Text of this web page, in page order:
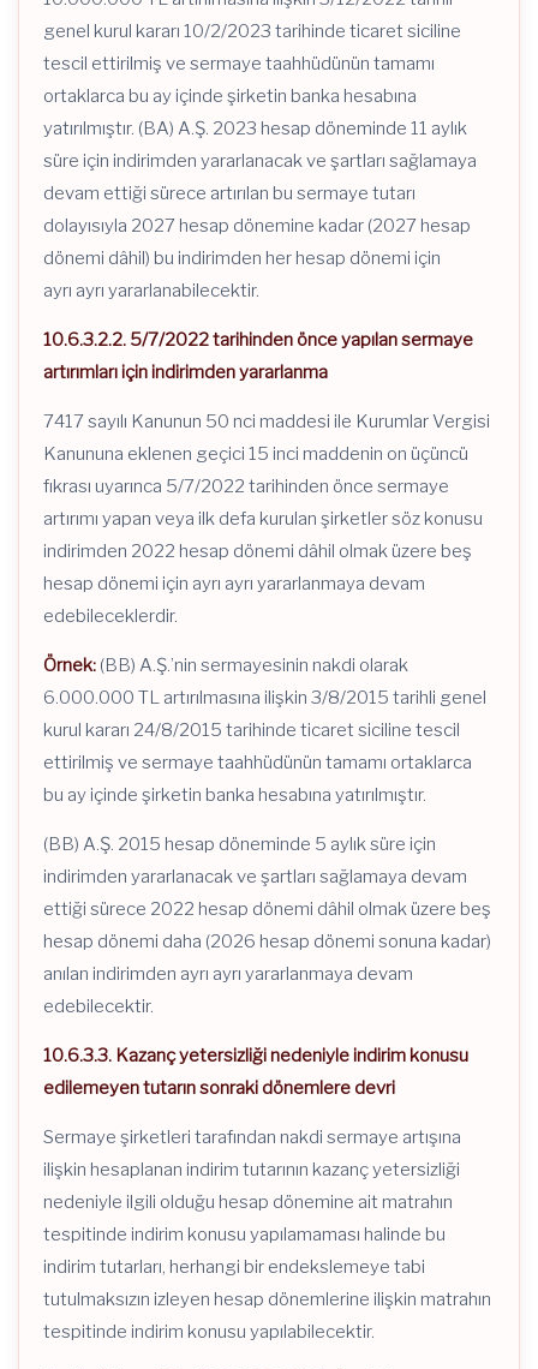
genel kurul kararı 10/2/2023 tarihinde ticaret siciline
tescil ettirilmiş ve sermaye taahhüdünün tamamı
ortaklarca bu ay içinde şirketin banka hesabına
yatırılmıştır. (BA) A.Ş. 2023 hesap döneminde 11 aylık
süre için indirimden yararlanacak ve şartları sağlamaya
devam ettiği sürece artırılan bu sermaye tutarı
dolayısıyla 2027 hesap dönemine kadar (2027 hesap
dönemi dâhil) bu indirimden her hesap dönemi için
ayrı ayrı yararlanabilecektir.
10.6.3.2.2. 5/7/2022 tarihinden önce yapılan sermaye
artırımları için indirimden yararlanma
7417 sayılı Kanunun 50 nci maddesi ile Kurumlar Vergisi
Kanununa eklenen geçici 15 inci maddenin on üçüncü
fıkrası uyarınca 5/7/2022 tarihinden önce sermaye
artırımı yapan veya ilk defa kurulan şirketler söz konusu
indirimden 2022 hesap dönemi dâhil olmak üzere beş
hesap dönemi için ayrı ayrı yararlanmaya devam
edebileceklerdir.
Örnek: (BB) A.Ş.’nin sermayesinin nakdi olarak
6.000.000 TL artırılmasına ilişkin 3/8/2015 tarihli genel
kurul kararı 24/8/2015 tarihinde ticaret siciline tescil
ettirilmiş ve sermaye taahhüdünün tamamı ortaklarca
bu ay içinde şirketin banka hesabına yatırılmıştır.
(BB) A.Ş. 2015 hesap döneminde 5 aylık süre için
indirimden yararlanacak ve şartları sağlamaya devam
ettiği sürece 2022 hesap dönemi dâhil olmak üzere beş
hesap dönemi daha (2026 hesap dönemi sonuna kadar)
anılan indirimden ayrı ayrı yararlanmaya devam
edebilecektir.
10.6.3.3. Kazanç yetersizliği nedeniyle indirim konusu
edilemeyen tutarın sonraki dönemlere devri
Sermaye şirketleri tarafından nakdi sermaye artışına
ilişkin hesaplanan indirim tutarının kazanç yetersizliği
nedeniyle ilgili olduğu hesap dönemine ait matrahın
tespitinde indirim konusu yapılamaması halinde bu
indirim tutarları, herhangi bir endekslemeye tabi
tutulmaksızın izleyen hesap dönemlerine ilişkin matrahın
tespitinde indirim konusu yapılabilecektir.